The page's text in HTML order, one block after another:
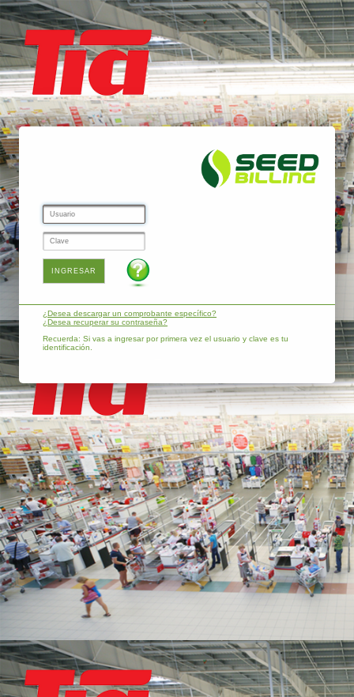
¿Desea descargar un comprobante específico?
¿Desea recuperar su contraseña?
Recuerda: Si vas a ingresar por primera vez el usuario y clave es tu
identificación.